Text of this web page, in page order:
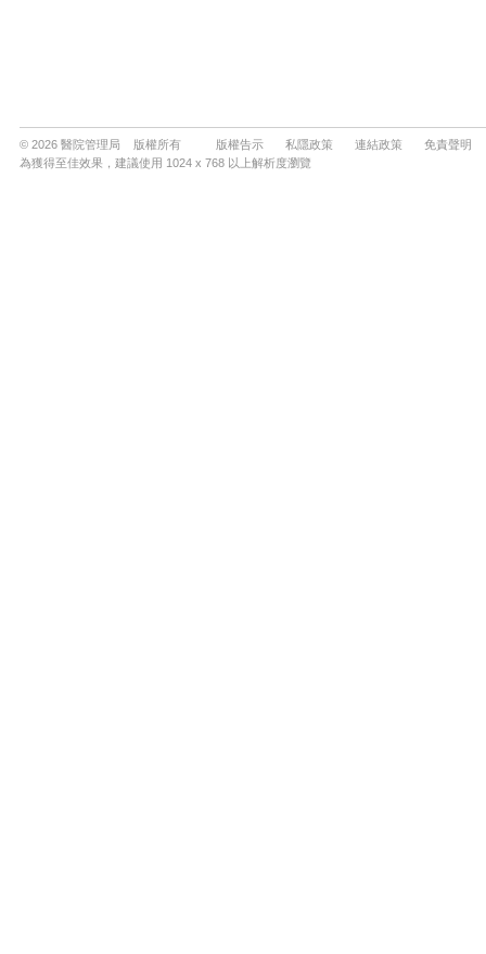
© 2026 醫院管理局 版權所有 版權告示 私隱政策 連結政策
免責聲明
為獲得至佳效果，建議使用 1024 x 768 以上解析度瀏覽